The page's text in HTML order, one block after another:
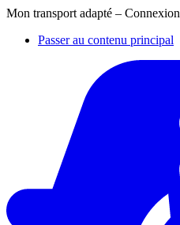
Mon transport adapté – Connexion
Passer au contenu principal